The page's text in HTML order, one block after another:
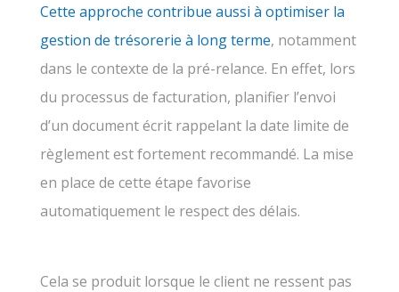
Cette approche contribue aussi à optimiser la
gestion de trésorerie à long terme, notamment
dans le contexte de la pré-relance. En effet, lors
du processus de facturation, planifier l’envoi
d’un document écrit rappelant la date limite de
règlement est fortement recommandé. La mise
en place de cette étape favorise
automatiquement le respect des délais.
Cela se produit lorsque le client ne ressent pas